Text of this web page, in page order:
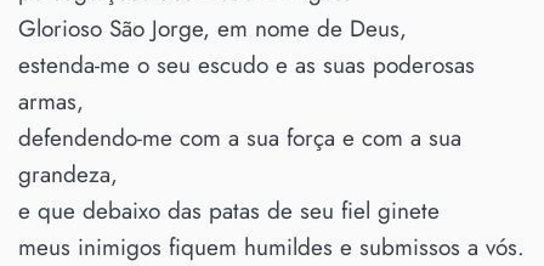
Glorioso São Jorge, em nome de Deus,
estenda-me o seu escudo e as suas poderosas
armas,
defendendo-me com a sua força e com a sua
grandeza,
e que debaixo das patas de seu fiel ginete
meus inimigos fiquem humildes e submissos a vós.